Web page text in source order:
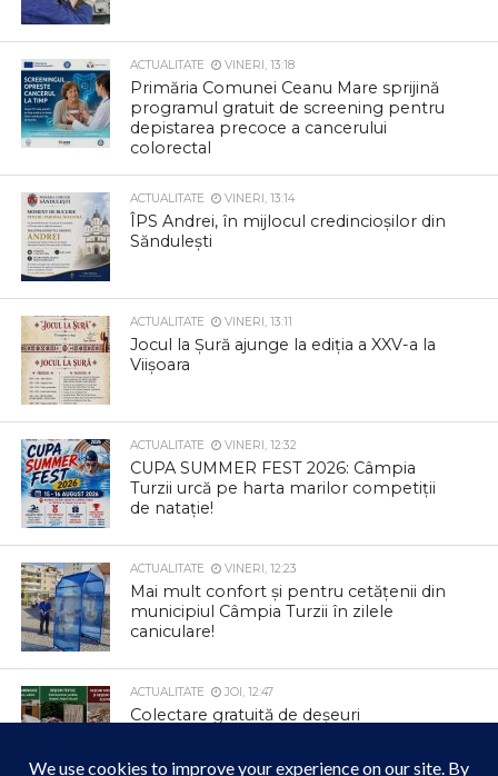
ACTUALITATE VINERI, 13:18
Primăria Comunei Ceanu Mare sprijină
programul gratuit de screening pentru
depistarea precoce a cancerului
colorectal
ACTUALITATE VINERI, 13:14
ÎPS Andrei, în mijlocul credincioșilor din
Săndulești
ACTUALITATE VINERI, 13:11
Jocul la Șură ajunge la ediția a XXV-a la
Viișoara
ACTUALITATE VINERI, 12:32
CUPA SUMMER FEST 2026: Câmpia
Turzii urcă pe harta marilor competiții
de natație!
ACTUALITATE VINERI, 12:23
Mai mult confort și pentru cetățenii din
municipiul Câmpia Turzii în zilele
caniculare!
ACTUALITATE JOI, 12:47
Colectare gratuită de deșeuri